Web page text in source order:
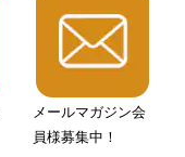
メールマガジン会
員様募集中！